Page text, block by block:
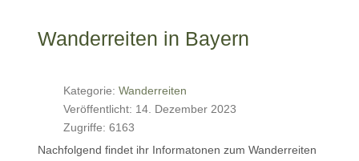
Wanderreiten in Bayern
Kategorie: Wanderreiten
Veröffentlicht: 14. Dezember 2023
Zugriffe: 6163
Nachfolgend findet ihr Informatonen zum Wanderreiten